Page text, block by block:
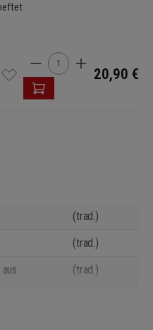
Produkt Anzahl: Gib
20,90 €
(trad.)
(trad.)
(trad.)
gehen